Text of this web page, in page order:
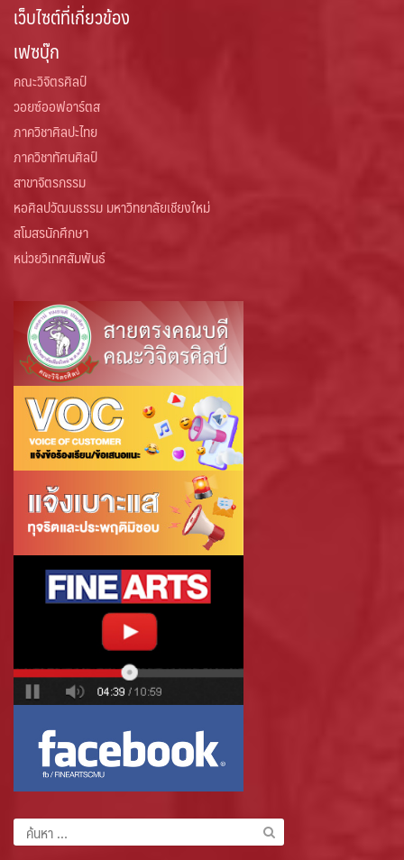
เว็บไซต์ที่เกี่ยวข้อง
เฟซบุ๊ก
คณะวิจิตรศิลป์
วอยซ์ออฟอาร์ตส
ภาควิชาศิลปะไทย
ภาควิชาทัศนศิลป์
สาขาจิตรกรรม
หอศิลปวัฒนธรรม มหาวิทยาลัยเชียงใหม่
สโมสรนักศึกษา
หน่วยวิเทศสัมพันธ์
ค้นหา
สำหรับ: